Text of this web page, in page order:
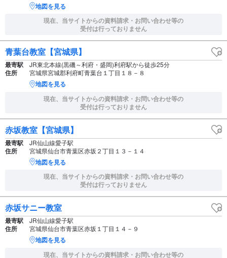
地図を見る
現在、当サイトからの資料請求・お問い合わせ等の
受付は行っておりません
青葉台教室【宮城県】
最寄駅 JR東北本線(黒磯～利府・盛岡)利府駅から徒歩25分
住所 宮城県宮城郡利府町青葉台１丁目１８－８
地図を見る
現在、当サイトからの資料請求・お問い合わせ等の
受付は行っておりません
赤坂教室【宮城県】
最寄駅 JR仙山線愛子駅
住所 宮城県仙台市青葉区赤坂２丁目１３－１４
地図を見る
現在、当サイトからの資料請求・お問い合わせ等の
受付は行っておりません
赤坂サニー教室
最寄駅 JR仙山線愛子駅
住所 宮城県仙台市青葉区赤坂１丁目１４－９
地図を見る
現在、当サイトからの資料請求・お問い合わせ等の